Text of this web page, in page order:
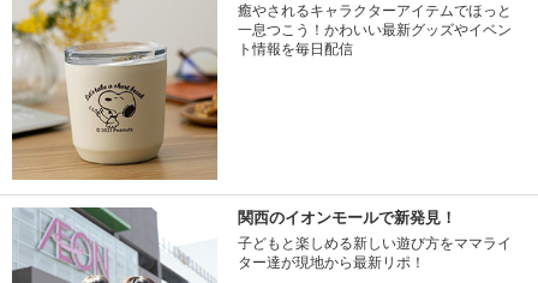
癒やされるキャラクターアイテムでほっと
一息つこう！かわいい最新グッズやイベン
ト情報を毎日配信
関西のイオンモールで新発見！
子どもと楽しめる新しい遊び方をママライ
ター達が現地から最新リポ！